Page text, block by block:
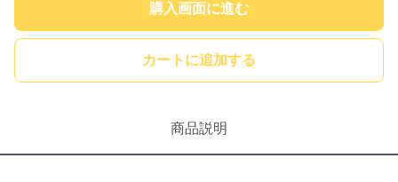
購入画面に進む
カートに追加する
商品説明